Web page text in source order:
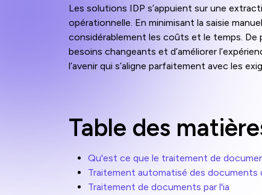
Les solutions IDP s’appuient sur une
opérationnelle. En minimisant la saisie
considérablement les coûts et le temps. De
besoins changeants et d’améliorer
l’avenir qui s’aligne parfaitement avec les
Table des
Qu'est ce que le traitement de
Traitement automatisé des
Traitement de documents par l'ia